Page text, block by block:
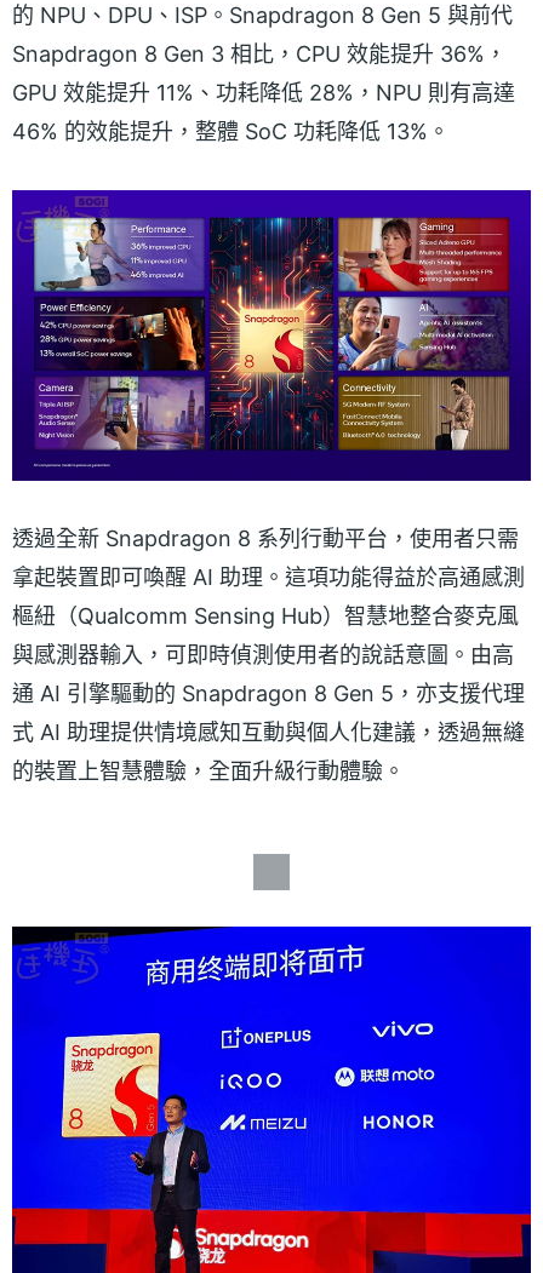
的 NPU、DPU、ISP。Snapdragon 8 Gen 5 與前代
Snapdragon 8 Gen 3 相比，CPU 效能提升 36%，
GPU 效能提升 11%、功耗降低 28%，NPU 則有高達
46% 的效能提升，整體 SoC 功耗降低 13%。
透過全新 Snapdragon 8 系列行動平台，使用者只需
拿起裝置即可喚醒 AI 助理。這項功能得益於高通感測
樞紐（Qualcomm Sensing Hub）智慧地整合麥克風
與感測器輸入，可即時偵測使用者的說話意圖。由高
通 AI 引擎驅動的 Snapdragon 8 Gen 5，亦支援代理
式 AI 助理提供情境感知互動與個人化建議，透過無縫
的裝置上智慧體驗，全面升級行動體驗。